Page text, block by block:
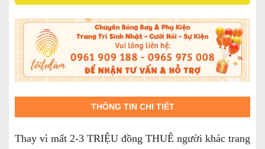
THÔNG TIN CHI TIẾT
Thay vì mất 2-3 TRIỆU đồng THUÊ người khác trang